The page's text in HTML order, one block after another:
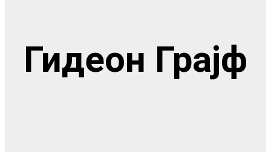
Гидеон Грајф